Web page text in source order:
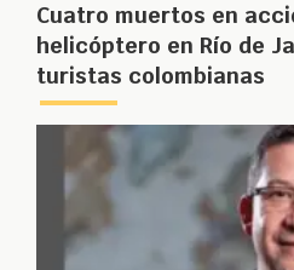
Cuatro muertos en
helicóptero en Río de
turistas colombianas